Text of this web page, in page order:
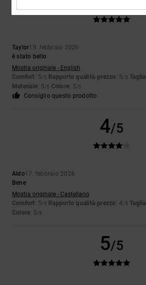
Taylor19. febbraio 2026
è stato bello
Mostra originale - English
Comfort: 5/5 Rapporto qualità-prezzo : 5/5 Taglia
Materiale: 5/5 Colore: 5/5
Consiglio questo prodotto
4/5
Aldo17. febbraio 2026
Bene
Mostra originale - Castellano
Comfort: 5/5 Rapporto qualità-prezzo : 4/5 Taglia
Colore: 5/5
5/5